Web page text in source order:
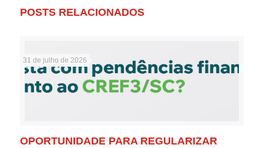
POSTS RELACIONADOS
31 de julho de 2026
OPORTUNIDADE PARA REGULARIZAR